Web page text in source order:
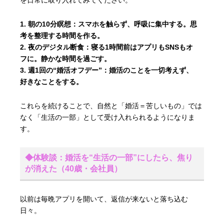
朝の10分瞑想： スマホを触らず、呼吸に集中する。思
考を整理する時間を作る。
夜のデジタル断食：寝る1時間前はアプリもSNSもオ
フに。静かな時間を過ごす。
週1回の“婚活オフデー”：婚活のことを一切考えず、
好きなことをする。
これらを続けることで、自然と「婚活＝苦しいもの」では
なく「生活の一部」として受け入れられるようになりま
す。
◆体験談：婚活を“生活の一部”にしたら、焦り
が消えた（40歳・会社員）
以前は毎晩アプリを開いて、返信が来ないと落ち込む
日々。